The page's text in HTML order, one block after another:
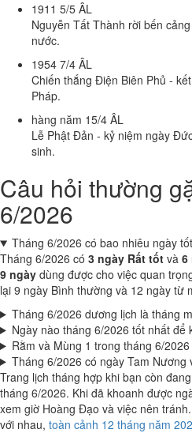
1911 5/5 ÂL
Nguyễn Tất Thành rời bến
nước.
1954 7/4 ÂL
Chiến thắng Điện Biên Phủ -
Pháp.
hàng năm 15/4 ÂL
Lễ Phật Đản - kỷ niệm ngày
sinh.
Câu hỏi thường
6/2026
Tháng 6/2026 có bao nhiêu ngày
Tháng 6/2026 có 3 ngày Rất tốt và 6
9 ngày dùng được cho việc quan
lại 9 ngày Bình thường và 12 ngày từ
Tháng 6/2026 dương lịch là tháng
Ngày nào tháng 6/2026 tốt nhất để
Rằm và Mùng 1 trong tháng 6/
Tháng 6/2026 có ngày Tam Nương
Trang lịch tháng hợp khi bạn còn
tháng 6/2026. Khi đã khoanh được
xem giờ Hoàng Đạo và việc nên
với nhau, toàn cảnh 12 tháng năm